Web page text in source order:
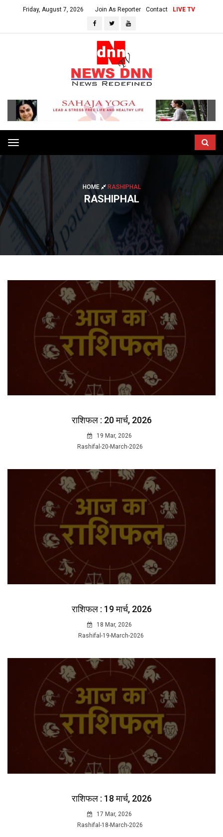
Friday, August 7, 2026 Join As Reporter Contact LIVE TV
Toggle
navigation
HOME RASHIPHAL
RASHIPHAL
राशिफल : 20 मार्च, 2026
19 Mar, 2026
Rashifal-20-March-2026
राशिफल : 19 मार्च, 2026
18 Mar, 2026
Rashifal-19-March-2026
राशिफल : 18 मार्च, 2026
17 Mar, 2026
Rashifal-18-March-2026